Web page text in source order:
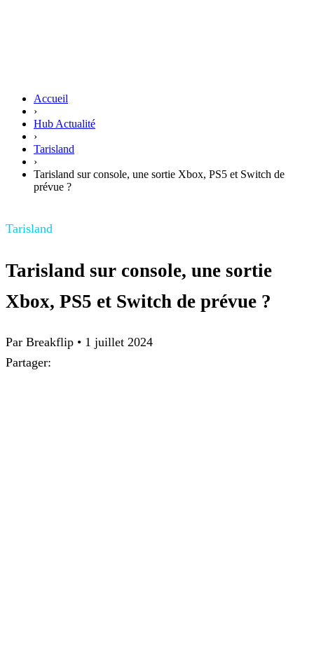
Accueil
›
Hub Actualité
›
Tarisland
›
Tarisland sur console, une sortie Xbox, PS5 et Switch de
prévue ?
Tarisland
Tarisland sur console, une sortie
Xbox, PS5 et Switch de prévue ?
Par Breakflip • 1 juillet 2024
Partager: